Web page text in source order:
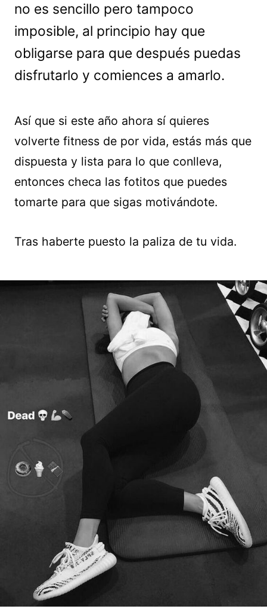
no es sencillo pero tampoco
imposible, al principio hay que
obligarse para que después puedas
disfrutarlo y comiences a amarlo.
Así que si este año ahora sí quieres
volverte fitness de por vida, estás más que
dispuesta y lista para lo que conlleva,
entonces checa las fotitos que puedes
tomarte para que sigas motivándote.
Tras haberte puesto la paliza de tu vida.